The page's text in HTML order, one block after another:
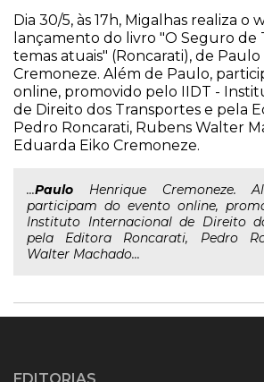
Dia 30/5, às 17h, Migalhas realiza o
lançamento do livro "O Seguro de
temas atuais" (Roncarati), de
Cremoneze. Além de Paulo,
online, promovido pelo IIDT -
de Direito dos Transportes e pela
Pedro Roncarati, Rubens Walter
Eduarda Eiko Cremoneze.
...Paulo Henrique Cremoneze.
participam do evento online,
Instituto Internacional de Direito
pela Editora Roncarati, Pedro
Walter Machado...